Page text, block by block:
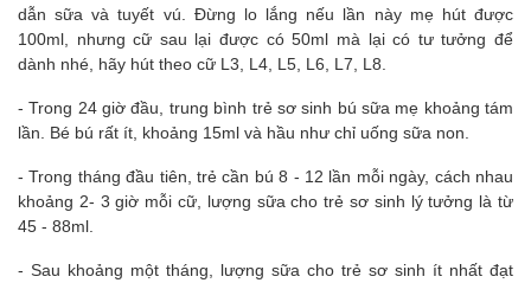
dẫn sữa và tuyết vú. Đừng lo lắng nếu lần này mẹ hút được
100ml, nhưng cữ sau lại được có 50ml mà lại có tư tưởng để
dành nhé, hãy hút theo cữ L3, L4, L5, L6, L7, L8.
- Trong 24 giờ đầu, trung bình trẻ sơ sinh bú sữa mẹ khoảng tám
lần. Bé bú rất ít, khoảng 15ml và hầu như chỉ uống sữa non.
- Trong tháng đầu tiên, trẻ cần bú 8 - 12 lần mỗi ngày, cách nhau
khoảng 2- 3 giờ mỗi cữ, lượng sữa cho trẻ sơ sinh lý tưởng là từ
45 - 88ml.
- Sau khoảng một tháng, lượng sữa cho trẻ sơ sinh ít nhất đạt